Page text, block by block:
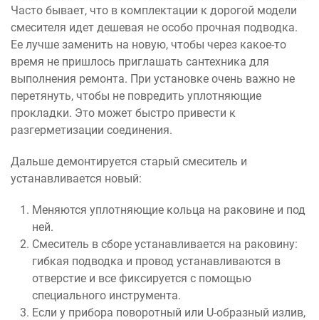
Часто бывает, что в комплектации к дорогой модели
смесителя идет дешевая не особо прочная подводка.
Ее лучше заменить на новую, чтобы через какое-то
время не пришлось приглашать сантехника для
выполнения ремонта. При установке очень важно не
перетянуть, чтобы не повредить уплотняющие
прокладки. Это может быстро привести к
разгерметизации соединения.
Дальше демонтируется старый смеситель и
устанавливается новый:
Меняются уплотняющие кольца на раковине и под
ней.
Смеситель в сборе устанавливается на раковину:
гибкая подводка и провод устанавливаются в
отверстие и все фиксируется с помощью
специального инструмента.
Если у прибора поворотный или U-образный излив,